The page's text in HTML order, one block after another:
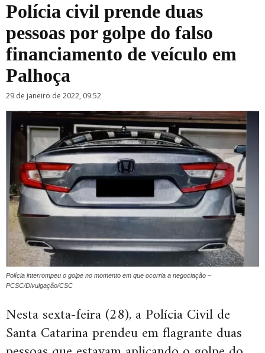
Polícia civil prende duas
pessoas por golpe do falso
financiamento de veículo em
Palhoça
29 de janeiro de 2022, 09:52
Polícia interrompeu o golpe no momento em que ocorria a negociação –
PCSC/Divulgação/CSC
Nesta sexta-feira (28), a Polícia Civil de
Santa Catarina prendeu em flagrante duas